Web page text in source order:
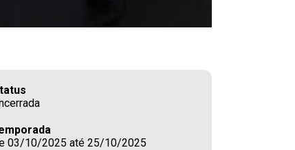
03/10/2025 até 25/10/2025